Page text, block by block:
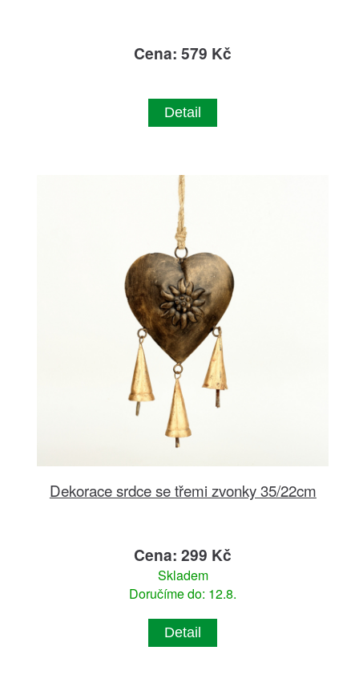
Cena: 579 Kč
Detail
Dekorace srdce se třemi zvonky 35/22cm
Cena: 299 Kč
Skladem
Doručíme do: 12.8.
Detail